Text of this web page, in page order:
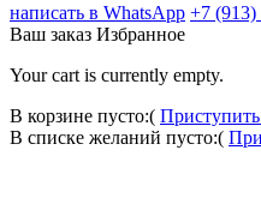
написать в WhatsApp +7 (913)
Ваш заказ Избранное
Your cart is currently empty.
В корзине пусто:(
В списке желаний пусто:(